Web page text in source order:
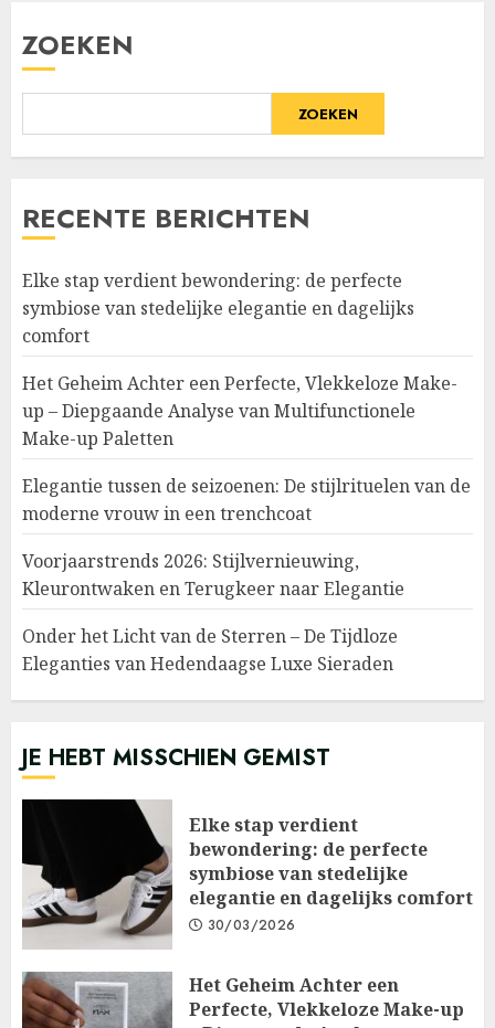
ZOEKEN
ZOEKEN
RECENTE BERICHTEN
Elke stap verdient bewondering: de perfecte
symbiose van stedelijke elegantie en dagelijks
comfort
Het Geheim Achter een Perfecte, Vlekkeloze Make-
up – Diepgaande Analyse van Multifunctionele
Make-up Paletten
Elegantie tussen de seizoenen: De stijlrituelen van de
moderne vrouw in een trenchcoat
Voorjaarstrends 2026: Stijlvernieuwing,
Kleurontwaken en Terugkeer naar Elegantie
Onder het Licht van de Sterren – De Tijdloze
Eleganties van Hedendaagse Luxe Sieraden
JE HEBT MISSCHIEN GEMIST
Elke stap verdient
bewondering: de perfecte
symbiose van stedelijke
elegantie en dagelijks comfort
30/03/2026
Het Geheim Achter een
Perfecte, Vlekkeloze Make-up